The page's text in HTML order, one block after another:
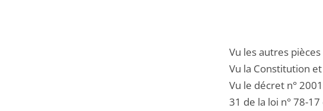
Vu les autres
Vu la Constitution
Vu le décret n°
31 de la loi n° 78-